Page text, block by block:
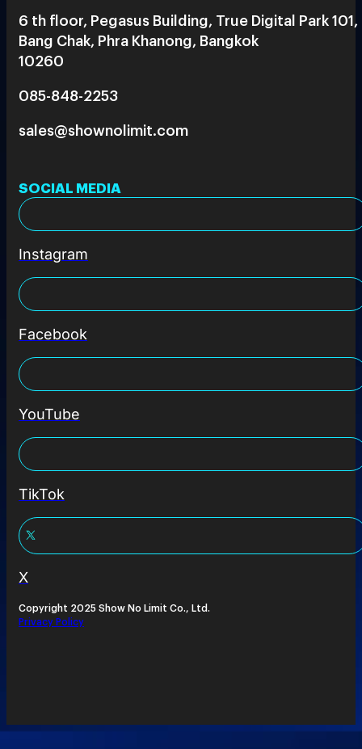
6 th floor, Pegasus Building, True Digital Park 101,
Bang Chak, Phra Khanong, Bangkok
10260
085-848-2253
sales@shownolimit.com
SOCIAL MEDIA
Instagram
Facebook
YouTube
TikTok
X
Copyright 2025 Show No Limit Co., Ltd.
Privacy Policy